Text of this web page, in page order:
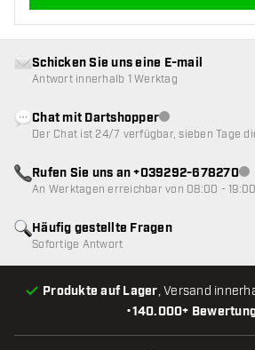
•140.000+
Produkte auf Lager, Versand
Häufig gestellte Fragen
Sofortige Antwort
Schicken Sie uns eine E-mail
Antwort innerhalb 1 Werktag
Chat mit DartshopperKundenservice
Der Chat ist 24/7 verfügbar, sieben Tage
Rufen Sie uns an +039292-678270
An Werktagen erreichbar von 08:00 - 19:00